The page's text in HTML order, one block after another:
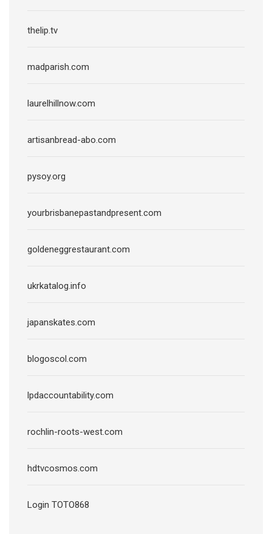
thelip.tv
madparish.com
laurelhillnow.com
artisanbread-abo.com
pysoy.org
yourbrisbanepastandpresent.com
goldeneggrestaurant.com
ukrkatalog.info
japanskates.com
blogoscol.com
lpdaccountability.com
rochlin-roots-west.com
hdtvcosmos.com
Login TOTO868